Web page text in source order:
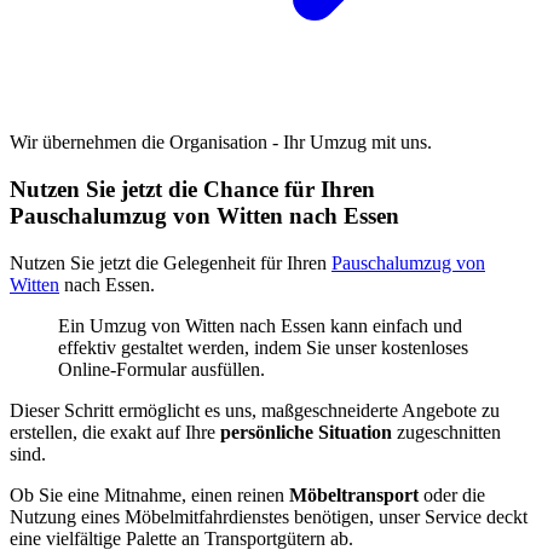
Wir übernehmen die Organisation - Ihr Umzug mit uns.
Nutzen Sie jetzt die Chance für Ihren
Pauschalumzug von Witten nach Essen
Nutzen Sie jetzt die Gelegenheit für Ihren Pauschalumzug von
Witten nach Essen.
Ein Umzug von Witten nach Essen kann einfach und
effektiv gestaltet werden, indem Sie unser kostenloses
Online-Formular ausfüllen.
Dieser Schritt ermöglicht es uns, maßgeschneiderte Angebote zu
erstellen, die exakt auf Ihre persönliche Situation zugeschnitten
sind.
Ob Sie eine Mitnahme, einen reinen Möbeltransport oder die
Nutzung eines Möbelmitfahrdienstes benötigen, unser Service deckt
eine vielfältige Palette an Transportgütern ab.